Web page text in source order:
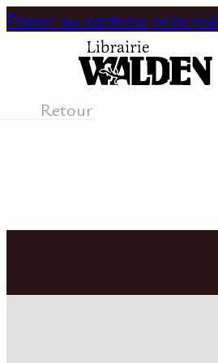
Passer au contenu principal
Retour